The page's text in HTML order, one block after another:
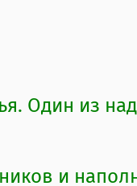
Один из
и